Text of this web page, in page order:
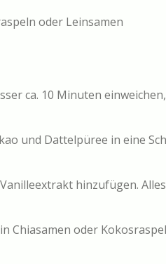
oder Leinsamen
ca. 10 Minuten
und Dattelpüree in eine
hinzufügen.
Chiasamen oder